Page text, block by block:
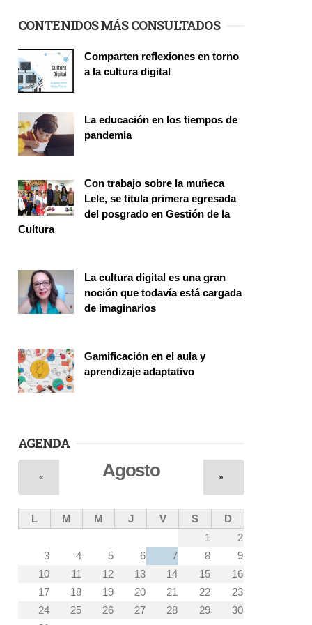
CONTENIDOS MÁS CONSULTADOS
Comparten reflexiones en torno
a la cultura digital
La educación en los tiempos de
pandemia
Con trabajo sobre la muñeca
Lele, se titula primera egresada
del posgrado en Gestión de la
Cultura
La cultura digital es una gran
noción que todavía está cargada
de imaginarios
Gamificación en el aula y
aprendizaje adaptativo
AGENDA
Agosto
« »
L M M J V S
D
1
2
3
4 5 6 7 8
9
10
11 12 13 14 15
16
17
18 19 20 21 22
23
24
25 26 27 28 29
30